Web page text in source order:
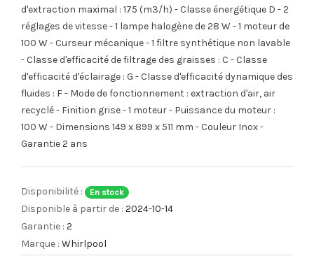
d'extraction maximal : 175 (m3/h) - Classe énergétique D - 2
réglages de vitesse - 1 lampe halogène de 28 W - 1 moteur de
100 W - Curseur mécanique - 1 filtre synthétique non lavable
- Classe d'efficacité de filtrage des graisses : C - Classe
d'efficacité d'éclairage : G - Classe d'efficacité dynamique des
fluides : F - Mode de fonctionnement : extraction d'air, air
recyclé - Finition grise - 1 moteur - Puissance du moteur :
100 W - Dimensions 149 x 899 x 511 mm - Couleur Inox -
Garantie 2 ans
Disponibilité : En stock
Disponible à partir de : 2024-10-14
Garantie : 2
Marque : Whirlpool